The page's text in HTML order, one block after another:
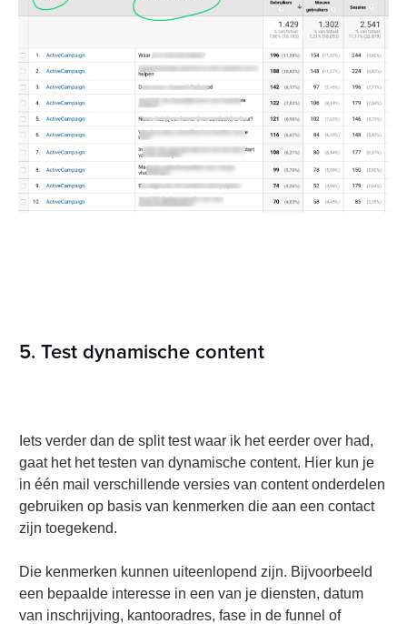
5. Test dynamische content
Iets verder dan de split test waar ik het eerder over had,
gaat het het testen van dynamische content. Hier kun je
in één mail verschillende versies van content onderdelen
gebruiken op basis van kenmerken die aan een contact
zijn toegekend.
Die kenmerken kunnen uiteenlopend zijn. Bijvoorbeeld
een bepaalde interesse in een van je diensten, datum
van inschrijving, kantooradres, fase in de funnel of